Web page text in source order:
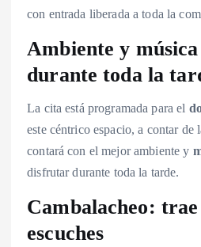
con entrada liberada a toda la
Ambiente y música
durante toda la
La cita está programada para el
este céntrico espacio, a contar de
contará con el mejor ambiente y
disfrutar durante toda la tarde.
Cambalacheo:
escuches